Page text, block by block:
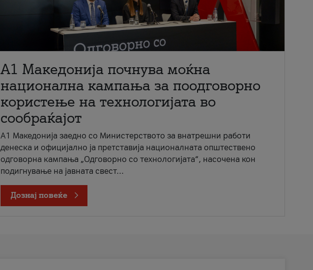
A1 Македонија почнува моќна
национална кампања за поодговорно
користење на технологијата во
сообраќајот
A1 Македонија заедно со Министерството за внатрешни работи
денеска и официјално ја претставија националната општествено
одговорна кампања „Одговорно со технологијата“, насочена кон
подигнување на јавната свест...
Дознај повеќе